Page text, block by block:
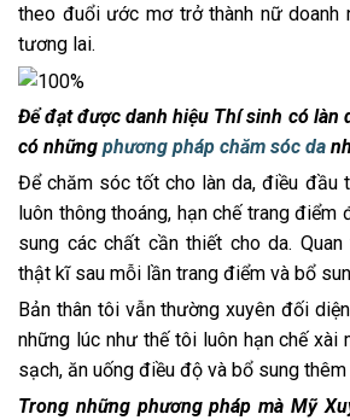
theo đuổi ước mơ trở thành nữ doanh
tương lai.
Để đạt được danh hiệu Thí sinh có làn
có những phương pháp chăm sóc da
Để chăm sóc tốt cho làn da, điều đầu
luôn thông thoáng, hạn chế trang
sung các chất cần thiết cho da.
thật kĩ sau mỗi lần trang điểm và bổ
Bản thân tôi vẫn thường xuyên đối
những lúc như thế tôi luôn hạn chế xài
sạch, ăn uống điều độ và bổ sung
Trong những phương pháp mà Mỹ